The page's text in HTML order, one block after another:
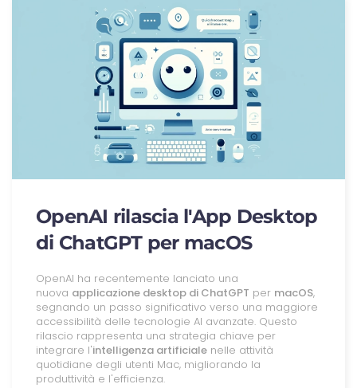
OpenAI rilascia l'App Desktop
di ChatGPT per macOS
OpenAI ha recentemente lanciato una
nuova applicazione desktop di ChatGPT per macOS,
segnando un passo significativo verso una maggiore
accessibilità delle tecnologie AI avanzate. Questo
rilascio rappresenta una strategia chiave per
integrare l'intelligenza artificiale nelle attività
quotidiane degli utenti Mac, migliorando la
produttività e l'efficienza.